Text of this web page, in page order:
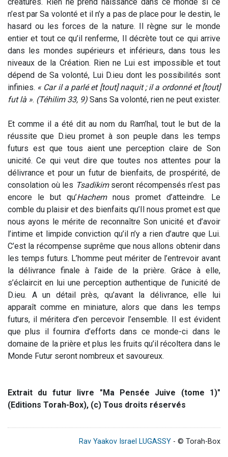
n’est par Sa volonté et il n’y a pas de place pour le destin, le
hasard ou les forces de la nature. Il règne sur le monde
entier et tout ce qu’il renferme, Il décrète tout ce qui arrive
dans les mondes supérieurs et inférieurs, dans tous les
niveaux de la Création. Rien ne Lui est impossible et tout
dépend de Sa volonté, Lui D.ieu dont les possibilités sont
infinies. « Car il a parlé et [tout] naquit ; il a ordonné et [tout]
fut là ». (Téhilim 33, 9) Sans Sa volonté, rien ne peut exister.
Et comme il a été dit au nom du Ram’hal, tout le but de la
réussite que D.ieu promet à son peuple dans les temps
futurs est que tous aient une perception claire de Son
unicité. Ce qui veut dire que toutes nos attentes pour la
délivrance et pour un futur de bienfaits, de prospérité, de
consolation où les Tsadikimseront récompensés n’est pas
encore le but qu’Hachemnous promet d’atteindre. Le
comble du plaisir et des bienfaits qu’Il nous promet est que
nous ayons le mérite de reconnaître Son unicité et d’avoir
l’intime et limpide conviction qu’il n’y a rien d’autre que Lui.
C’est la récompense suprême que nous allons obtenir dans
les temps futurs. L’homme peut mériter de l’entrevoir avant
la délivrance finale à l’aide de la prière. Grâce à elle,
s’éclaircit en lui une perception authentique de l’unicité de
D.ieu. A un détail près, qu’avant la délivrance, elle lui
apparaît comme en miniature, alors que dans les temps
futurs, il méritera d’en percevoir l’ensemble. Il est évident
que plus il fournira d’efforts dans ce monde-ci dans le
domaine de la prière et plus les fruits qu’il récoltera dans le
Monde Futur seront nombreux et savoureux.
Extrait du futur livre "Ma Pensée Juive (tome 1)"
(Editions Torah-Box), (c) Tous droits réservés
Rav Yaakov Israel LUGASSY - © Torah-Box